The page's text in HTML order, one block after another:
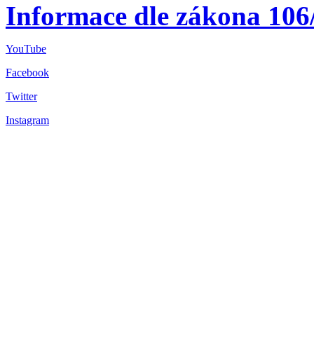
Informace dle zákona
YouTube
Facebook
Twitter
Instagram